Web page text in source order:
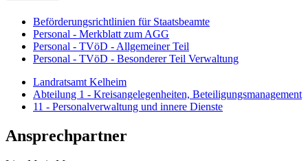
Beförderungsrichtlinien für Staatsbeamte
Personal - Merkblatt zum AGG
Personal - TVöD - Allgemeiner Teil
Personal - TVöD - Besonderer Teil Verwaltung
Landratsamt Kelheim
Abteilung 1 - Kreisangelegenheiten, Beteiligungsmanagement
11 - Personalverwaltung und innere Dienste
Ansprechpartner